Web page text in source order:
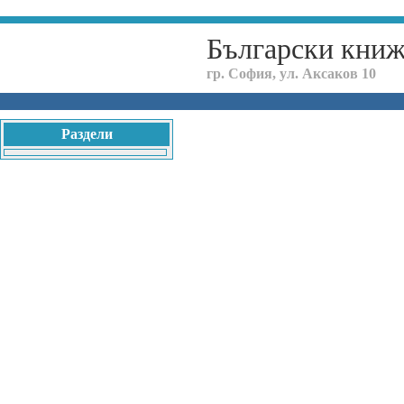
Български
гр. София, ул. Аксаков 10
Раздели